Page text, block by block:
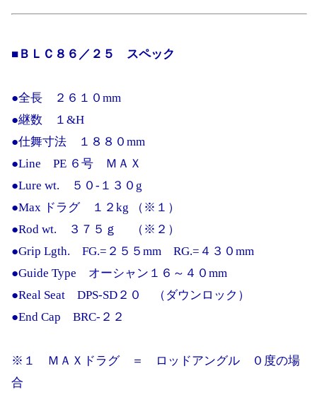
■ＢＬＣ８６／２５ スペック
●全長 ２６１０mm
●継数 １&H
●仕舞寸法 １８８０mm
●Line PE ６号 ＭＡＸ
●Lure wt. ５０-１３０g
●Max ドラグ １２kg （※１）
●Rod wt. ３７５ｇ （※２）
●Grip Lgth. FG.=２５５mm RG.=４３０mm
●Guide Type オーシャン１６～４０mm
●Real Seat DPS-SD２０ （ダウンロック）
●End Cap BRC-２２
※１ ＭＡＸドラグ ＝ ロッドアングル ０度の場
合